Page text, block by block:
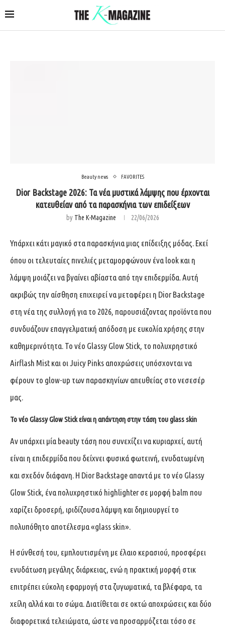
Beauty news FAVORITES
Dior Backstage 2026: Τα νέα μυστικά λάμψης που έρχονται
κατευθείαν από τα παρασκήνια των επιδείξεων
by The K-Magazine 22/06/2026
Υπάρχει κάτι μαγικό στα παρασκήνια μιας επίδειξης μόδας. Εκεί
όπου οι τελευταίες πινελιές μεταμορφώνουν ένα look και η
λάμψη μοιάζει να βγαίνει αβίαστα από την επιδερμίδα. Αυτή
ακριβώς την αίσθηση επιχειρεί να μεταφέρει η Dior Backstage
στη νέα της συλλογή για το 2026, παρουσιάζοντας προϊόντα που
συνδυάζουν επαγγελματική απόδοση με ευκολία χρήσης στην
καθημερινότητα. Το νέο Glassy Glow Stick, το πολυχρηστικό
Airflash Mist και οι Juicy Pinks αποχρώσεις υπόσχονται να
φέρουν το glow-up των παρασκηνίων απευθείας στο νεσεσέρ
μας.
Το νέο Glassy Glow Stick είναι η απάντηση στην τάση του glass skin
Αν υπάρχει μία beauty τάση που συνεχίζει να κυριαρχεί, αυτή
είναι η επιδερμίδα που δείχνει φυσικά φωτεινή, ενυδατωμένη
και σχεδόν διάφανη. Η Dior Backstage απαντά με το νέο Glassy
Glow Stick, ένα πολυχρηστικό highlighter σε μορφή balm που
χαρίζει δροσερή, ιριδίζουσα λάμψη και δημιουργεί το
πολυπόθητο αποτέλεσμα «glass skin».
Η σύνθεσή του, εμπλουτισμένη με έλαιο κερασιού, προσφέρει
ενυδάτωση μεγάλης διάρκειας, ενώ η πρακτική μορφή στικ
επιτρέπει εύκολη εφαρμογή στα ζυγωματικά, τα βλέφαρα, τα
χείλη αλλά και το σώμα. Διατίθεται σε οκτώ αποχρώσεις και δύο
διαφορετικά τελειώματα, ώστε να προσαρμόζεται τόσο σε